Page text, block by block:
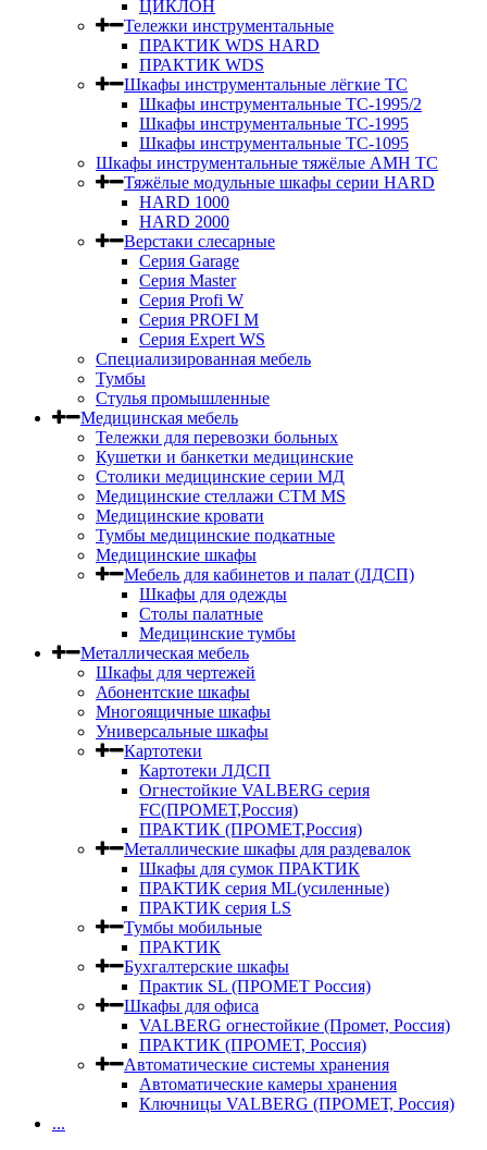
ЦИКЛОН
Тележки инструментальные
ПРАКТИК WDS HARD
ПРАКТИК WDS
Шкафы инструментальные лёгкие ТС
Шкафы инструментальные ТС-1995/2
Шкафы инструментальные TC-1995
Шкафы инструментальные TC-1095
Шкафы инструментальные тяжёлые AMH TC
Тяжёлые модульные шкафы серии HARD
HARD 1000
HARD 2000
Верстаки слесарные
Серия Garage
Серия Master
Серия Profi W
Серия PROFI M
Серия Expert WS
Специализированная мебель
Тумбы
Стулья промышленные
Медицинская мебель
Тележки для перевозки больных
Кушетки и банкетки медицинские
Столики медицинские серии МД
Медицинские стеллажи СТМ MS
Медицинские кровати
Тумбы медицинские подкатные
Медицинские шкафы
Мебель для кабинетов и палат (ЛДСП)
Шкафы для одежды
Столы палатные
Медицинские тумбы
Металлическая мебель
Шкафы для чертежей
Абонентские шкафы
Многоящичные шкафы
Универсальные шкафы
Картотеки
Картотеки ЛДСП
Огнестойкие VALBERG серия
FC(ПРОМЕТ,Россия)
ПРАКТИК (ПРОМЕТ,Россия)
Металлические шкафы для раздевалок
Шкафы для сумок ПРАКТИК
ПРАКТИК серия ML(усиленные)
ПРАКТИК серия LS
Тумбы мобильные
ПРАКТИК
Бухгалтерские шкафы
Практик SL (ПРОМЕТ Россия)
Шкафы для офиса
VALBERG огнестойкие (Промет, Россия)
ПРАКТИК (ПРОМЕТ, Россия)
Автоматические системы хранения
Автоматические камеры хранения
Ключницы VALBERG (ПРОМЕТ, Россия)
...